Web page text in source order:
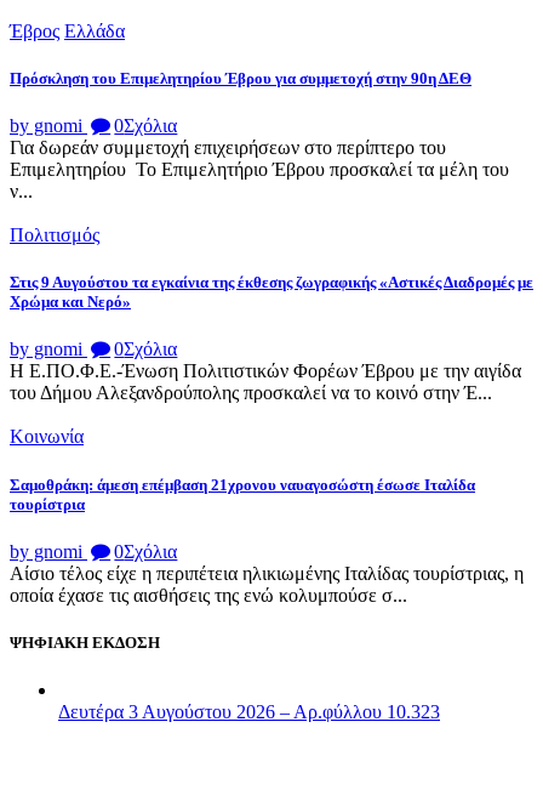
Έβρος Ελλάδα
Πρόσκληση του Επιμελητηρίου Έβρου για συμμετοχή στην 90η ΔΕΘ
by gnomi 0Σχόλια
Για δωρεάν συμμετοχή επιχειρήσεων στο περίπτερο του
Επιμελητηρίου Το Επιμελητήριο Έβρου προσκαλεί τα μέλη του
ν...
Πολιτισμός
Στις 9 Αυγούστου τα εγκαίνια της έκθεσης ζωγραφικής «Αστικές Διαδρομές με
Χρώμα και Νερό»
by gnomi 0Σχόλια
Η Ε.ΠΟ.Φ.Ε.-Ένωση Πολιτιστικών Φορέων Έβρου με την αιγίδα
του Δήμου Αλεξανδρούπολης προσκαλεί να το κοινό στην Έ...
Κοινωνία
Σαμοθράκη: άμεση επέμβαση 21χρονου ναυαγοσώστη έσωσε Ιταλίδα
τουρίστρια
by gnomi 0Σχόλια
Αίσιο τέλος είχε η περιπέτεια ηλικιωμένης Ιταλίδας τουρίστριας, η
οποία έχασε τις αισθήσεις της ενώ κολυμπούσε σ...
ΨΗΦΙΑΚΗ ΕΚΔΟΣΗ
Δευτέρα 3 Αυγούστου 2026 – Αρ.φύλλου 10.323